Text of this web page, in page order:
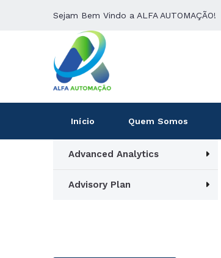
Sejam Bem Vindo a ALFA AUTOMAÇÃO!
Início Quem Somos
Advanced Analytics
Advisory Plan